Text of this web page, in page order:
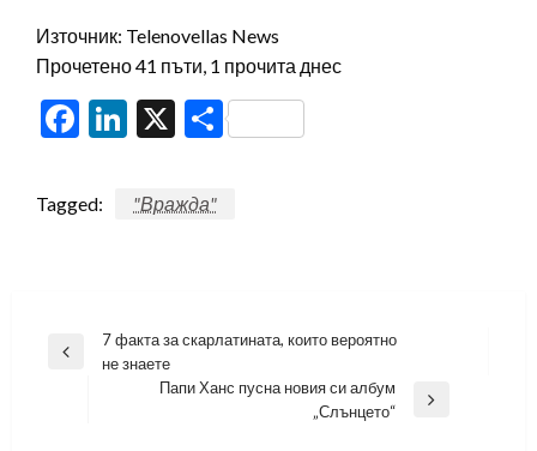
Източник: Telenovellas News
Прочетено 41 пъти, 1 прочита днес
Facebook
LinkedIn
X Share
Tagged: "Вражда"
Навигация
Previous
7 факта за скарлатината, които вероятно
не знаете
Папи Ханс пусна новия си албум
„Слънцето“